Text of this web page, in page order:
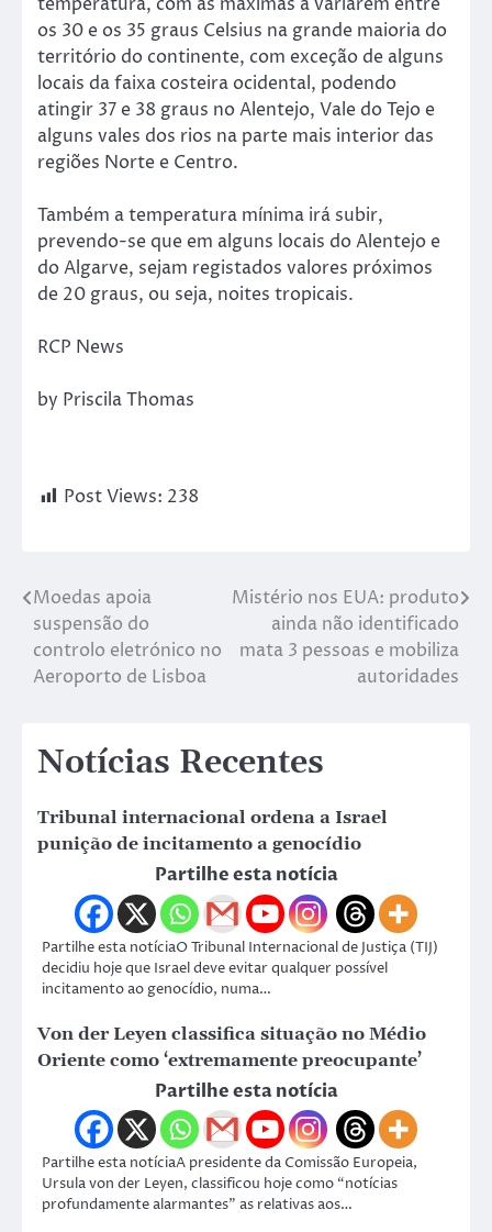
os 30 e os 35 graus Celsius na grande maioria do
território do continente, com exceção de alguns
locais da faixa costeira ocidental, podendo
atingir 37 e 38 graus no Alentejo, Vale do Tejo e
alguns vales dos rios na parte mais interior das
regiões Norte e Centro.
Também a temperatura mínima irá subir,
prevendo-se que em alguns locais do Alentejo e
do Algarve, sejam registados valores próximos
de 20 graus, ou seja, noites tropicais.
RCP News
by Priscila Thomas
Post Views: 238
Moedas apoia
suspensão do
controlo eletrónico no
Aeroporto de Lisboa
Mistério nos EUA: produto
ainda não identificado
mata 3 pessoas e mobiliza
autoridades
Notícias Recentes
Tribunal internacional ordena a Israel
punição de incitamento a genocídio
Partilhe esta notícia
Partilhe esta notíciaO Tribunal Internacional de Justiça (TIJ)
decidiu hoje que Israel deve evitar qualquer possível
incitamento ao genocídio, numa…
Von der Leyen classifica situação no Médio
Oriente como ‘extremamente preocupante’
Partilhe esta notícia
Partilhe esta notíciaA presidente da Comissão Europeia,
Ursula von der Leyen, classificou hoje como “notícias
profundamente alarmantes” as relativas aos…